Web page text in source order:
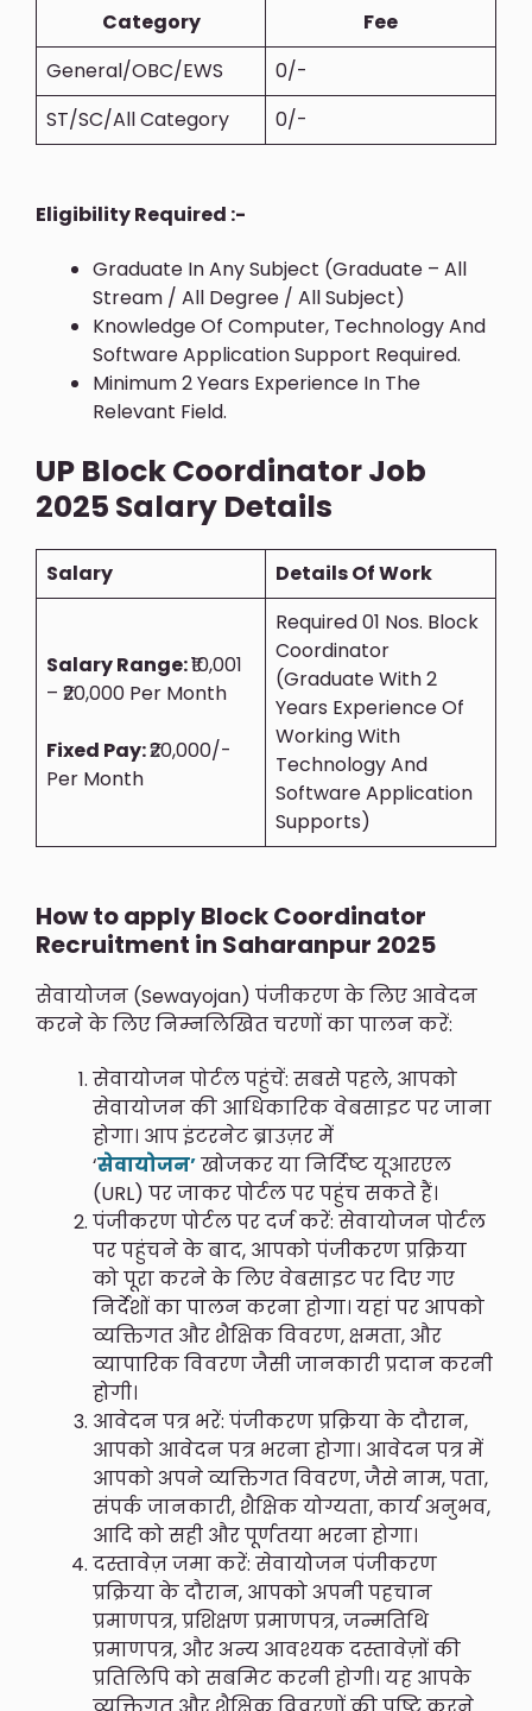
Category
Fee
General/OBC/EWS
0/-
ST/SC/All Category
0/-
Eligibility Required :-
Graduate In Any Subject (Graduate – All
Stream / All Degree / All Subject)
Knowledge Of Computer, Technology And
Software Application Support Required.
Minimum 2 Years Experience In The
Relevant Field.
UP Block Coordinator Job
2025 Salary Details
Salary Details Of Work
Salary Range:₹10,001
– ₹20,000 Per Month
Fixed Pay:₹20,000/-
Per Month
Required 01 Nos. Block
Coordinator
(Graduate With 2
Years Experience Of
Working With
Technology And
Software Application
Supports)
How to apply Block Coordinator
Recruitment in Saharanpur 2025
सेवायोजन (Sewayojan) पंजीकरण के लिए आवेदन
करने के लिए निम्नलिखित चरणों का पालन करें:
सेवायोजन पोर्टल पहुंचें: सबसे पहले, आपको
सेवायोजन की आधिकारिक वेबसाइट पर जाना
होगा। आप इंटरनेट ब्राउज़र में
‘सेवायोजन’खोजकर या निर्दिष्ट यूआरएल
(URL) पर जाकर पोर्टल पर पहुंच सकते हैं।
पंजीकरण पोर्टल पर दर्ज करें: सेवायोजन पोर्टल
पर पहुंचने के बाद, आपको पंजीकरण प्रक्रिया
को पूरा करने के लिए वेबसाइट पर दिए गए
निर्देशों का पालन करना होगा। यहां पर आपको
व्यक्तिगत और शैक्षिक विवरण, क्षमता, और
व्यापारिक विवरण जैसी जानकारी प्रदान करनी
होगी।
आवेदन पत्र भरें: पंजीकरण प्रक्रिया के दौरान,
आपको आवेदन पत्र भरना होगा। आवेदन पत्र में
आपको अपने व्यक्तिगत विवरण, जैसे नाम, पता,
संपर्क जानकारी, शैक्षिक योग्यता, कार्य अनुभव,
आदि को सही और पूर्णतया भरना होगा।
दस्तावेज़ जमा करें: सेवायोजन पंजीकरण
प्रक्रिया के दौरान, आपको अपनी पहचान
प्रमाणपत्र, प्रशिक्षण प्रमाणपत्र, जन्मतिथि
प्रमाणपत्र, और अन्य आवश्यक दस्तावेज़ों की
प्रतिलिपि को सबमिट करनी होगी। यह आपके